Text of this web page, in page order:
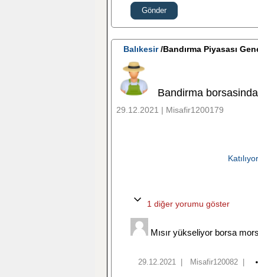
Gönder
Balıkesir/Bandırma Piyasası
Bandirma
29.12.2021 | Misafir1200179
1 diğer yorumu göster
Mısır yükseliyor borsa
29.12.2021 Misafir120082